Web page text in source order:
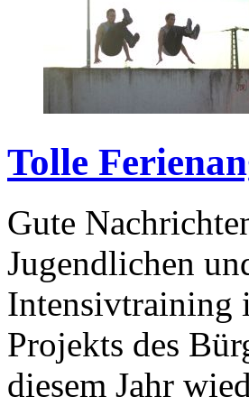
Tolle
Gute
Jugendlichen
Intensivtraining
Projekts des
diesem Jahr